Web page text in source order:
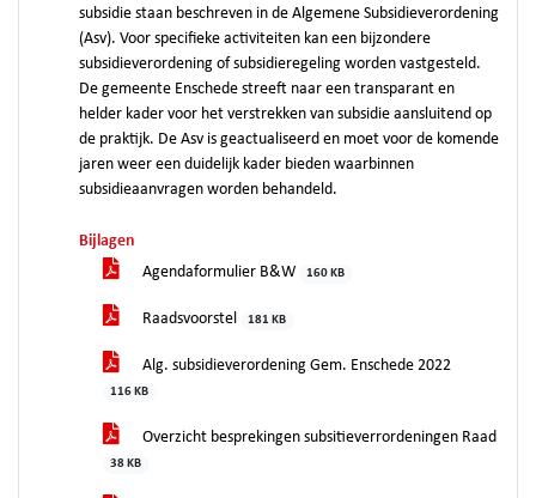
subsidie staan beschreven in de Algemene Subsidieverordening
(Asv). Voor specifieke activiteiten kan een bijzondere
subsidieverordening of subsidieregeling worden vastgesteld.
De gemeente Enschede streeft naar een transparant en
helder kader voor het verstrekken van subsidie aansluitend op
de praktijk. De Asv is geactualiseerd en moet voor de komende
jaren weer een duidelijk kader bieden waarbinnen
subsidieaanvragen worden behandeld.
Bijlagen
Agendaformulier B&W
160 KB
Raadsvoorstel 181 KB
Alg. subsidieverordening Gem. Enschede 2022
116 KB
Overzicht besprekingen subsitieverrordeningen Raad
38 KB